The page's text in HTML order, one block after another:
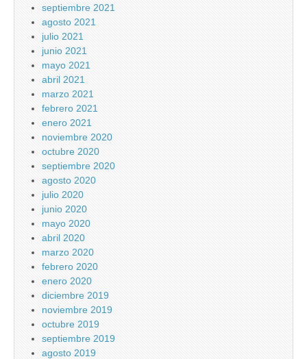
septiembre 2021
agosto 2021
julio 2021
junio 2021
mayo 2021
abril 2021
marzo 2021
febrero 2021
enero 2021
noviembre 2020
octubre 2020
septiembre 2020
agosto 2020
julio 2020
junio 2020
mayo 2020
abril 2020
marzo 2020
febrero 2020
enero 2020
diciembre 2019
noviembre 2019
octubre 2019
septiembre 2019
agosto 2019